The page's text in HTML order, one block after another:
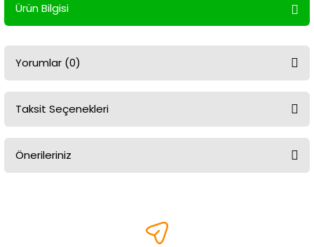
Ürün Bilgisi
Yorumlar (0)
Taksit Seçenekleri
Önerileriniz
Görüş ve önerileriniz için teşekkür ederiz.